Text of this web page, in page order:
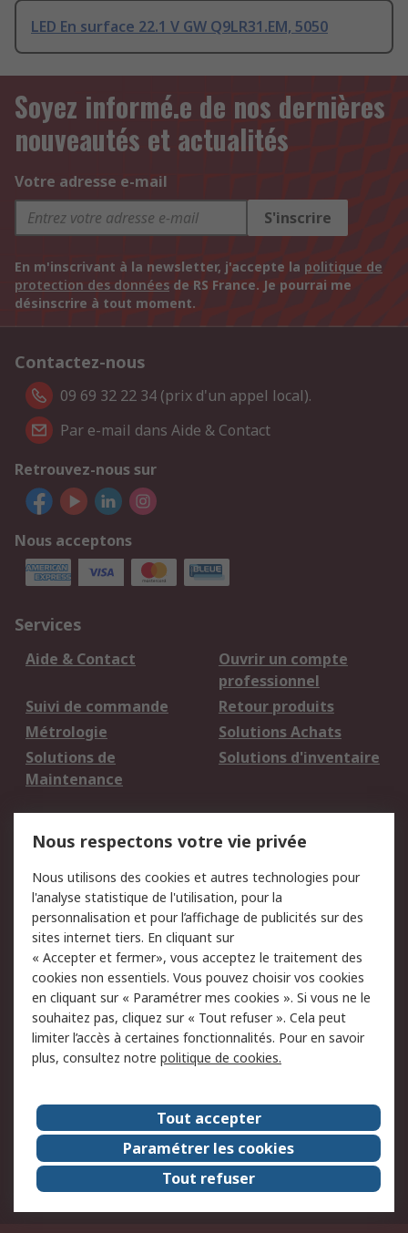
LED En surface 22.1 V GW Q9LR31.EM, 5050
Soyez informé.e de nos dernières
nouveautés et actualités
Votre adresse e-mail
S'inscrire
En m'inscrivant à la newsletter, j'accepte la politique de
protection des données de RS France. Je pourrai me
désinscrire à tout moment.
Contactez-nous
09 69 32 22 34 (prix d'un appel local).
Par e-mail dans Aide & Contact
Retrouvez-nous sur
Nous acceptons
Services
Aide & Contact
Ouvrir un compte
professionnel
Suivi de commande
Retour produits
Métrologie
Solutions Achats
Solutions de
Maintenance
Solutions d'inventaire
du site
Politique de protection
des données - Mise à
jour
Sécurité des E-mails
Conditions générales
de vente
Politique anti-
corruption
Campagnes marketing
A propos de RS
A propos de RS France
Evénements
Le groupe RS Group Plc
Presse
RS dans le monde
Démarche RSE
Nous rejoindre
RS Particuliers
Nous respectons votre vie privée
Nous utilisons des cookies et autres technologies pour
l'analyse statistique de l'utilisation, pour la
personnalisation et pour l’affichage de publicités sur des
sites internet tiers. En cliquant sur
« Accepter et fermer», vous acceptez le traitement des
cookies non essentiels. Vous pouvez choisir vos cookies
en cliquant sur « Paramétrer mes cookies ». Si vous ne le
souhaitez pas, cliquez sur « Tout refuser ». Cela peut
limiter l’accès à certaines fonctionnalités. Pour en savoir
plus, consultez notre politique de cookies.
Tout accepter
Paramétrer les cookies
Tout refuser